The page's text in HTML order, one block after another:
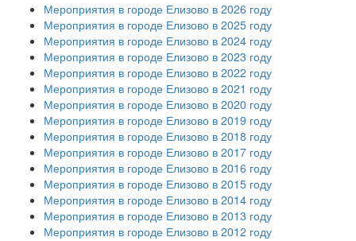
Мероприятия в городе Елизово в 2026 году
Мероприятия в городе Елизово в 2025 году
Мероприятия в городе Елизово в 2024 году
Мероприятия в городе Елизово в 2023 году
Мероприятия в городе Елизово в 2022 году
Мероприятия в городе Елизово в 2021 году
Мероприятия в городе Елизово в 2020 году
Мероприятия в городе Елизово в 2019 году
Мероприятия в городе Елизово в 2018 году
Мероприятия в городе Елизово в 2017 году
Мероприятия в городе Елизово в 2016 году
Мероприятия в городе Елизово в 2015 году
Мероприятия в городе Елизово в 2014 году
Мероприятия в городе Елизово в 2013 году
Мероприятия в городе Елизово в 2012 году